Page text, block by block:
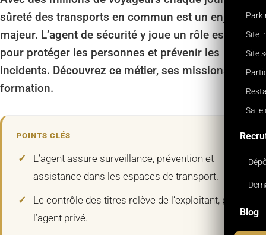
Site
Site
Salle
Blog
sûreté des transports en commun est un enjeu
majeur. L’agent de sécurité y joue un rôle essentiel
pour protéger les personnes et prévenir les
incidents. Découvrez ce métier, ses missions et sa
formation.
POINTS CLÉS
L’agent assure surveillance, prévention et
assistance dans les espaces de transport.
Le contrôle des titres relève de l’exploitant, pas de
l’agent privé.